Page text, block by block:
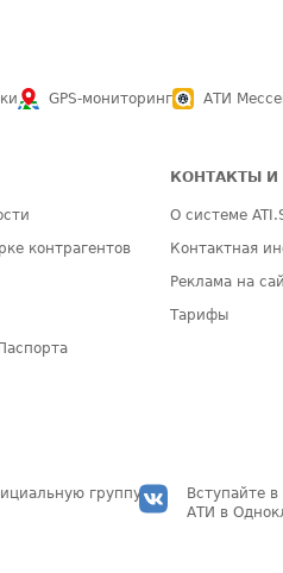
GPS-мониторинг АТИ
контрагентов
КОНТАКТЫ И
О системе
Контактная
Реклама на
Тарифы
группу
Вступайте
АТИ в